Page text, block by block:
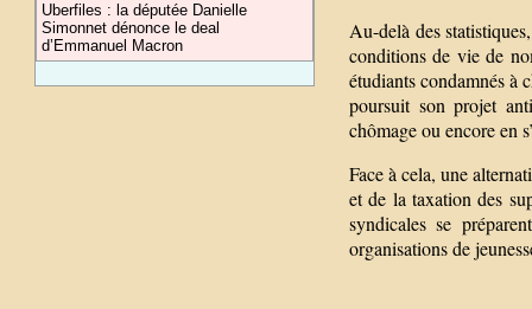
Uberfiles : la députée Danielle
Simonnet dénonce le deal
d’Emmanuel Macron
Au-delà des
conditions de vie de
étudiants condamnés à
poursuit son projet
chômage ou encore en
Face à cela, une
et de la taxation des
syndicales se
organisations de